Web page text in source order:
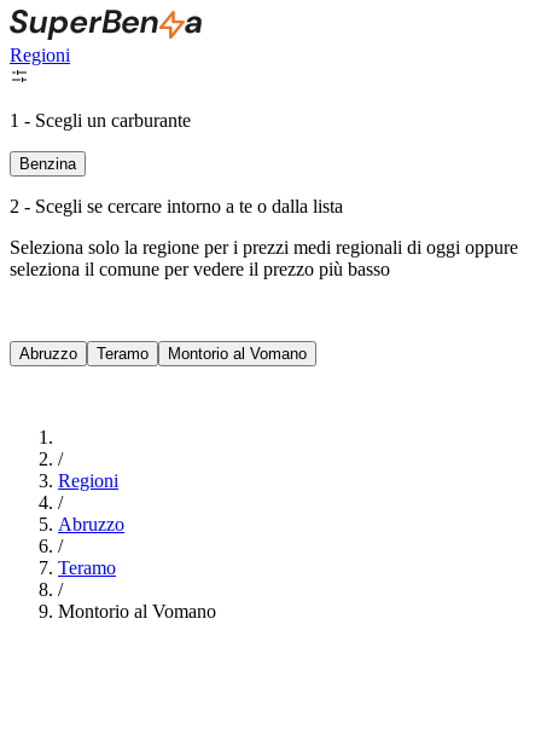
Regioni
1 - Scegli un carburante
Benzina
2 - Scegli se cercare intorno a te o dalla lista
Seleziona solo la regione per i prezzi medi regionali di oggi oppure
seleziona il comune per vedere il prezzo più basso
Abruzzo Teramo Montorio al Vomano
/
Regioni
/
Abruzzo
/
Teramo
/
Montorio al Vomano